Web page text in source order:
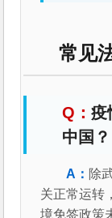
常见
疫
中国？
除
关正常运转
境免签政策